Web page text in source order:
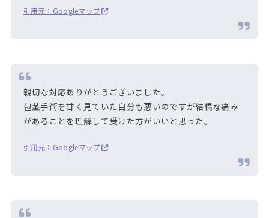
引用元：Googleマップ
親切な対応ありがとうございました。
包茎手術を甘く見ていた自分も悪いのですが結構な痛み
があることを理解して受けた方がいいと思った。
引用元：Googleマップ